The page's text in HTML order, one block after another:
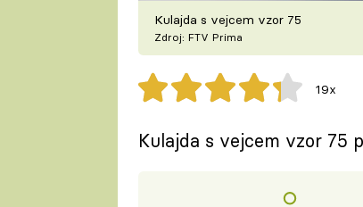
Kulajda s vejcem vzor 75
Zdroj: FTV Prima
19x
Kulajda s vejcem vzor 75